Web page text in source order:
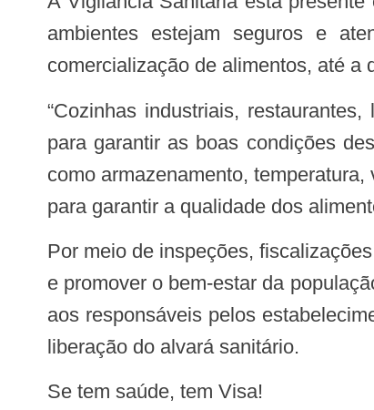
ambientes estejam seguros e
comercialização de alimentos, até a
“Cozinhas industriais, restaurantes, lanchonetes, hotéis e refeitórios de empresas são inspecionados pela vigilância sanitária
para garantir as boas condições
como armazenamento,
para garantir a qualidade dos
Por meio de inspeções, fiscalizações e normas regulatórias, a vigilância sanitária busca prevenir doenças, reduzir riscos à saúde
e promover o bem-estar da
aos responsáveis pelos
liberação do alvará sanitário.
Se tem saúde, tem Visa!